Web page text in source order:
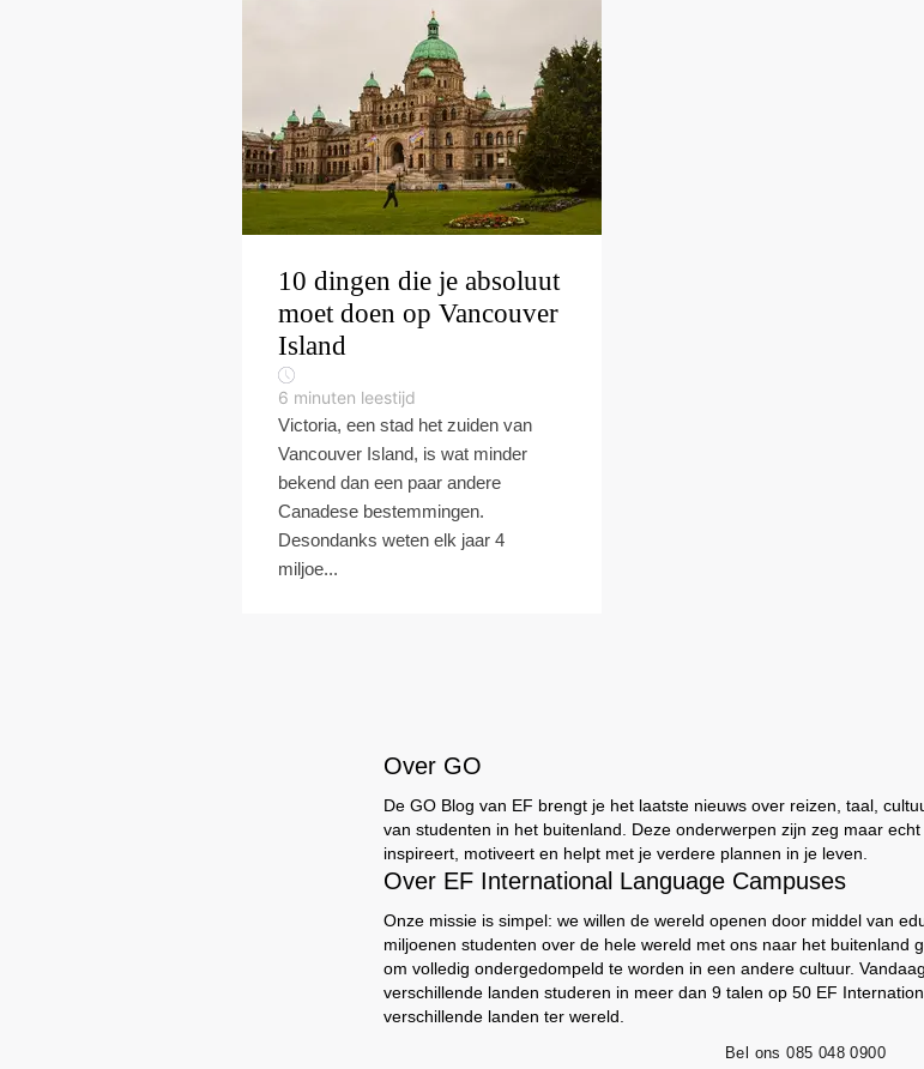
10 dingen die je absoluut
moet doen op Vancouver
Island
6 minuten leestijd
Victoria, een stad het zuiden van
Vancouver Island, is wat minder
bekend dan een paar andere
Canadese bestemmingen.
Desondanks weten elk jaar 4
miljoe...
Over GO
De GO Blog van EF brengt je het laatste nieuws over reizen, taal,
van studenten in het buitenland. Deze onderwerpen zijn zeg maar
inspireert, motiveert en helpt met je verdere plannen in je leven.
Over EF International Language Campuses
Onze missie is simpel: we willen de wereld openen door middel van
miljoenen studenten over de hele wereld met ons naar het buitenland
om volledig ondergedompeld te worden in een andere cultuur.
verschillende landen studeren in meer dan 9 talen op 50 EF
verschillende landen ter wereld.
Bel ons 085 048 0900